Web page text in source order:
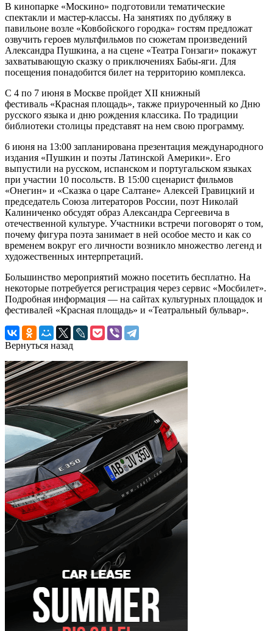
В кинопарке «Москино» подготовили тематические
спектакли и мастер-классы. На занятиях по дубляжу в
павильоне возле «Ковбойского городка» гостям предложат
озвучить героев мультфильмов по сюжетам произведений
Александра Пушкина, а на сцене «Театра Гонзаги» покажут
захватывающую сказку о приключениях Бабы-яги. Для
посещения понадобится билет на территорию комплекса.
С 4 по 7 июня в Москве пройдет XII книжный
фестиваль «Красная площадь», также приуроченный ко Дню
русского языка и дню рождения классика. По традиции
библиотеки столицы представят на нем свою программу.
6 июня на 13:00 запланирована презентация международного
издания «Пушкин и поэты Латинской Америки». Его
выпустили на русском, испанском и португальском языках
при участии 10 посольств. В 15:00 сценарист фильмов
«Онегин» и «Сказка о царе Салтане» Алексей Гравицкий и
председатель Союза литераторов России, поэт Николай
Калиниченко обсудят образ Александра Сергеевича в
отечественной культуре. Участники встречи поговорят о том,
почему фигура поэта занимает в ней особое место и как со
временем вокруг его личности возникло множество легенд и
художественных интерпретаций.
Большинство мероприятий можно посетить бесплатно. На
некоторые потребуется регистрация через сервис «Мосбилет».
Подробная информация — на сайтах культурных площадок и
фестивалей «Красная площадь» и «Театральный бульвар».
Вернуться назад